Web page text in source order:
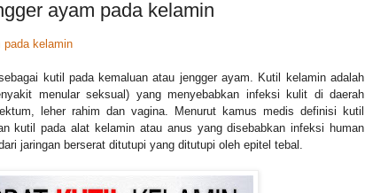
ayam pada kelamin
pada kelamin
kutil pada kemaluan atau jengger ayam. Kutil kelamin adalah
menular seksual) yang menyebabkan infeksi kulit di daerah
leher rahim dan vagina. Menurut kamus medis definisi kutil
kutil pada alat kelamin atau anus yang disebabkan infeksi human
jaringan berserat ditutupi yang ditutupi oleh epitel tebal.